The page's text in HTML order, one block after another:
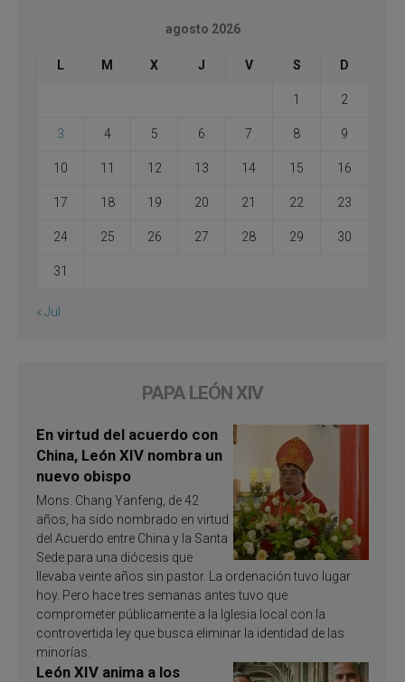
agosto 2026
L M X J V S D
1 2
3 4 5 6 7 8 9
10 11 12 13 14 15 16
17 18 19 20 21 22 23
24 25 26 27 28 29 30
31
« Jul
PAPA LEÓN XIV
En virtud del acuerdo con
China, León XIV nombra un
nuevo obispo
Mons. Chang Yanfeng, de 42
años, ha sido nombrado en virtud
del Acuerdo entre China y la Santa
Sede para una diócesis que
llevaba veinte años sin pastor. La ordenación tuvo lugar
hoy. Pero hace tres semanas antes tuvo que
comprometer públicamente a la Iglesia local con la
controvertida ley que busca eliminar la identidad de las
minorías.
León XIV anima a los